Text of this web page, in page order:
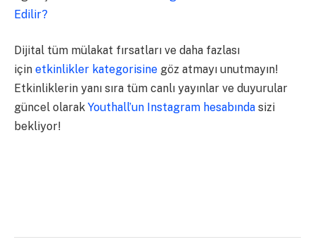
Edilir?
Dijital tüm mülakat fırsatları ve daha fazlası
için etkinlikler kategorisine göz atmayı unutmayın!
Etkinliklerin yanı sıra tüm canlı yayınlar ve duyurular
güncel olarak Youthall’un Instagram hesabında sizi
bekliyor!